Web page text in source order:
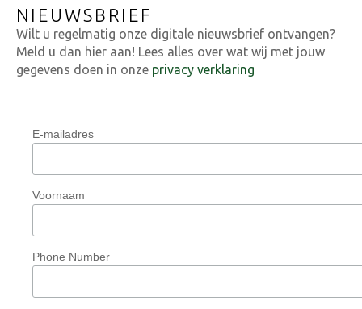
NIEUWSBRIEF
Wilt u regelmatig onze digitale nieuwsbrief ontvangen?
Meld u dan hier aan! Lees alles over wat wij met jouw
gegevens doen in onze privacy verklaring
E-mailadres
Voornaam
Phone Number